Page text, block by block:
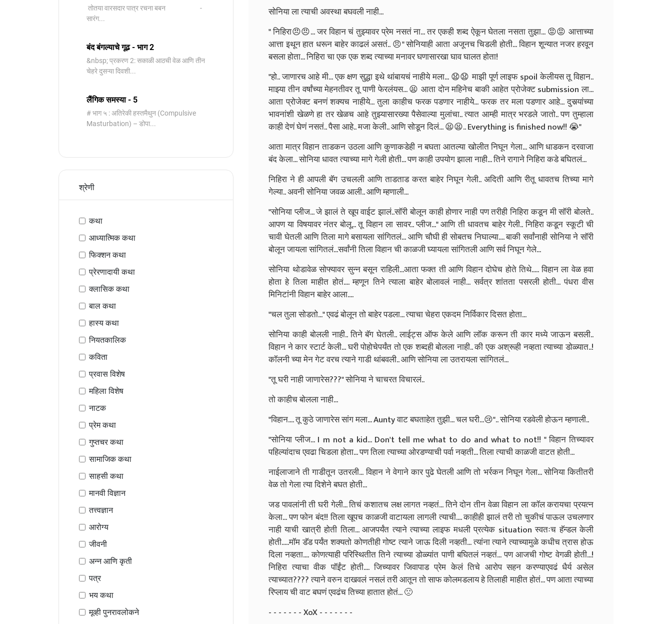
तोतया वारसदार पात्र रचना बबन -
सारंग...
बंद बंगल्याचे गूढ - भाग 2
&nbsp; प्रकरण 2: सकाळी आठची वेळ आणि तीन
चेहरे दुसऱ्या दिवशी...
लैंगिक समस्या - 5
# भाग ५ : अतिरेकी हस्तमैथुन (Compulsive
Masturbation) – डोपा...
श्रेणी
कथा
आध्यात्मिक कथा
फिक्शन कथा
प्रेरणादायी कथा
क्लासिक कथा
बाल कथा
हास्य कथा
नियतकालिक
कविता
प्रवास विशेष
महिला विशेष
नाटक
प्रेम कथा
गुप्तचर कथा
सामाजिक कथा
साहसी कथा
मानवी विज्ञान
तत्त्वज्ञान
आरोग्य
जीवनी
अन्न आणि कृती
पत्र
भय कथा
मूव्ही पुनरावलोकने
सोनिया ला त्याची अवस्था बघवली नाही...
" निहिरा😠😠... जर विहान चं तुझ्यावर प्रेम नसतं ना... तर एकही शब्द ऐकून घेतला नसता तुझा... 😡😡 आत्ताच्या
आत्ता इथून हात धरून बाहेर काढलं असतं.. 😠" सोनियाही आता अजूनच चिडली होती... विहान शून्यात नजर हरवून
बसला होता... निहिरा चा एक एक शब्द त्याच्या मनावर घणासारखा घाव घालत होता!
"हो.. जाणारच आहे मी... एक क्षण सुद्धा इथे थांबायचं नाहीये मला... 😧😧 माझी पूर्ण लाइफ spoil केलीयस तू विहान..
माझ्या तीन वर्षांच्या मेहनतीवर तू पाणी फेरलंयस... 😫 आता दोन महिनेच बाकी आहेत प्रोजेक्ट submission ला...
आता प्रोजेक्ट बनणं शक्यच नाहीये...तुला काहीच फरक पडणार नाहीये... फरक तर मला पडणार आहे... दुसर्‍यांच्या
भावनांशी खेळणे हा तर खेळच आहे तुझ्यासारख्या पैसेवाल्या मुलांचा.. त्यात आम्ही मात्र भरडले जातो.. पण तुम्हाला
काही देणं घेणं नसतं.. पैसा आहे.. मजा केली.. आणि सोडून दिलं... 😫😫.. Everything is finished now!! 😭"
आता मात्र विहान ताडकन उठला आणि कुणाकडेही न बघता आतल्या खोलीत निघून गेला... आणि धाडकन दरवाजा
बंद केला... सोनिया धावत त्याच्या मागे गेली होती... पण काही उपयोग झाला नाही... तिने रागाने निहिरा कडे बघितलं...
निहिरा ने ही आपली बॅग उचलली आणि ताडताड करत बाहेर निघून गेली.. अदिती आणि रीतू धावतच तिच्या मागे
गेल्या.. अवनी सोनिया जवळ आली.. आणि म्हणाली...
"सोनिया प्लीज... जे झालं ते खूप वाईट झालं..सॉरी बोलून काही होणार नाही पण तरीही निहिरा कडून मी सॉरी बोलते..
आपण या विषयावर नंतर बोलू... तू विहान ला सावर.. प्लीज..." आणि ती धावतच बाहेर गेली.. निहिरा कडून स्कूटी ची
चावी घेतली आणि तिला मागे बसायला सांगितलं... आणि चौघी ही सोबतच निघाल्या....बाकी सर्वांनाही सोनिया ने सॉरी
बोलून जायला सांगितलं...सर्वांनी तिला विहान ची काळजी घ्यायला सांगितली आणि सर्व निघून गेले...
सोनिया थोडावेळ सोफ्यावर सुन्न बसून राहिली...आता फक्त ती आणि विहान दोघेच होते तिथे..... विहान ला वेळ हवा
होता हे तिला माहीत होतं.... म्हणून तिने त्याला बाहेर बोलावलं नाही... सर्वत्र शांतता पसरली होती... पंधरा वीस
मिनिटांनी विहान बाहेर आला....
"चल तुला सोडतो..." एवढं बोलून तो बाहेर पडला... त्याचा चेहरा एकदम निर्विकार दिसत होता...
सोनिया काही बोलली नाही.. तिने बॅग घेतली.. लाईट्स ऑफ केले आणि लॉक करून ती कार मध्ये जाऊन बसली..
विहान ने कार स्टार्ट केली... घरी पोहोचेपर्यंत तो एक शब्दही बोलला नाही.. की एक अश्रूही नव्हता त्याच्या डोळ्यात..!
कॉलनी च्या मेन गेट वरच त्याने गाडी थांबवली.. आणि सोनिया ला उतरायला सांगितलं...
"तू घरी नाही जाणारेस???" सोनिया ने चाचरत विचारलं..
तो काहीच बोलला नाही...
"विहान.... तू कुठे जाणारेस सांग मला... Aunty वाट बघताहेत तुझी... चल घरी...😢".. सोनिया रडवेली होऊन म्हणाली..
"सोनिया प्लीज... I m not a kid... Don't tell me what to do and what to not!! " विहान तिच्यावर
पहिल्यांदाच एवढा चिडला होता... पण तिला त्याच्या ओरडण्याची पर्वा नव्हती... तिला त्याची काळजी वाटत होती...
नाईलाजाने ती गाडीतून उतरली... विहान ने वेगाने कार पुढे घेतली आणि तो भर्रकन निघून गेला... सोनिया कितीतरी
वेळ तो गेला त्या दिशेने बघत होती...
जड पावलांनी ती घरी गेली... तिचं कशातच लक्ष लागत नव्हतं... तिने दोन तीन वेळा विहान ला कॉल करायचा प्रयत्न
केला... पण फोन बंद!! तिला खूपच काळजी वाटायला लागली त्याची.... काहीही झालं तरी तो चुकीचं पाऊल उचलणार
नाही याची खात्री होती तिला... आजपर्यंत त्याने त्याच्या लाइफ मधली प्रत्येक situation स्वतःच हॅन्डल केली
होती.....मॉम डॅड पर्यंत शक्यतो कोणतीही गोष्ट त्याने जाऊ दिली नव्हती... त्यांना त्याने त्याच्यामुळे कधीच त्रास होऊ
दिला नव्हता.... कोणत्याही परिस्थितीत तिने त्याच्या डोळ्यांत पाणी बघितलं नव्हतं... पण आजची गोष्ट वेगळी होती...!
निहिरा त्याचा वीक पॉईंट होती.... जिच्यावर जिवापाड प्रेम केलं तिचे आरोप सहन करण्याएवढं धैर्य असेल
त्याच्यात???? त्याने वरुन दाखवलं नसलं तरी आतून तो साफ कोलमडलाय हे तिलाही माहीत होतं... पण आता त्याच्या
रिप्लाय ची वाट बघणं एवढंच तिच्या हातात होतं... 🙁
- - - - - - - XoX - - - - - - -